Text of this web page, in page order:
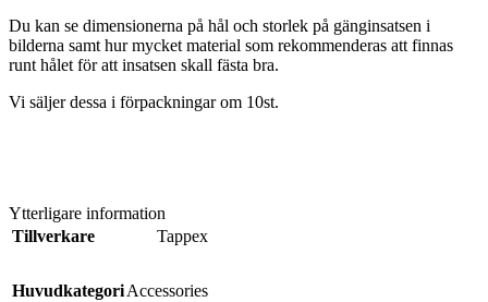
Du kan se dimensionerna på hål och storlek på gänginsatsen i
bilderna samt hur mycket material som rekommenderas att finnas
runt hålet för att insatsen skall fästa bra.
Vi säljer dessa i förpackningar om 10st.
Ytterligare information
Tillverkare
Tappex
HuvudkategoriAccessories